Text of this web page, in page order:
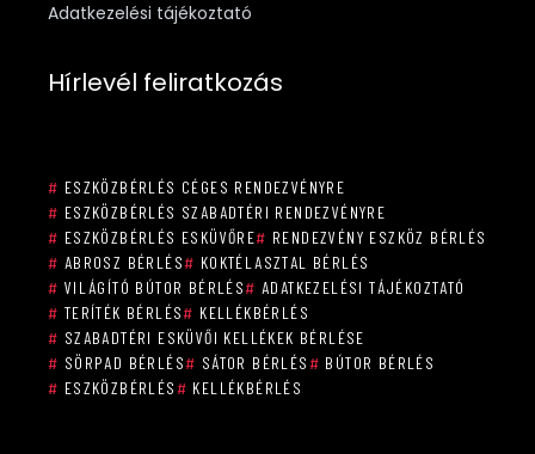
Adatkezelési tájékoztató
Hírlevél feliratkozás
# ESZKÖZBÉRLÉS CÉGES RENDEZVÉNYRE
# ESZKÖZBÉRLÉS SZABADTÉRI RENDEZVÉNYRE
# ESZKÖZBÉRLÉS ESKÜVŐRE# RENDEZVÉNY ESZKÖZ BÉRLÉS
# ABROSZ BÉRLÉS# KOKTÉLASZTAL BÉRLÉS
# VILÁGÍTÓ BÚTOR BÉRLÉS# ADATKEZELÉSI TÁJÉKOZTATÓ
# TERÍTÉK BÉRLÉS# KELLÉKBÉRLÉS
# SZABADTÉRI ESKÜVŐI KELLÉKEK BÉRLÉSE
# SÖRPAD BÉRLÉS# SÁTOR BÉRLÉS# BÚTOR BÉRLÉS
# ESZKÖZBÉRLÉS# KELLÉKBÉRLÉS